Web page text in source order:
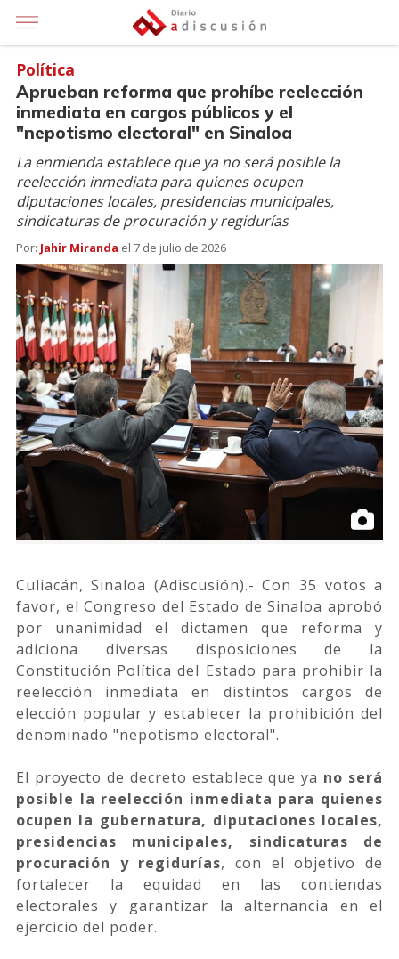
Política
Aprueban reforma que prohíbe reelección
inmediata en cargos públicos y el
"nepotismo electoral" en Sinaloa
La enmienda establece que ya no será posible la
reelección inmediata para quienes ocupen
diputaciones locales, presidencias municipales,
sindicaturas de procuración y regidurías
Por: Jahir Miranda el 7 de julio de 2026
Culiacán, Sinaloa (Adiscusión).- Con 35 votos a
favor, el Congreso del Estado de Sinaloa aprobó
por unanimidad el dictamen que reforma y
adiciona diversas disposiciones de la
Constitución Política del Estado para prohibir la
reelección inmediata en distintos cargos de
elección popular y establecer la prohibición del
denominado "nepotismo electoral".
El proyecto de decreto establece que ya no será
posible la reelección inmediata para quienes
ocupen la gubernatura, diputaciones locales,
presidencias municipales, sindicaturas de
procuración y regidurías, con el objetivo de
fortalecer la equidad en las contiendas
electorales y garantizar la alternancia en el
ejercicio del poder.